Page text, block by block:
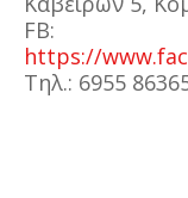
FB:
https://
Τηλ.: 6955